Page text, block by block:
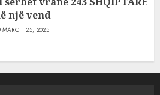
një vend
MARCH 25, 2025